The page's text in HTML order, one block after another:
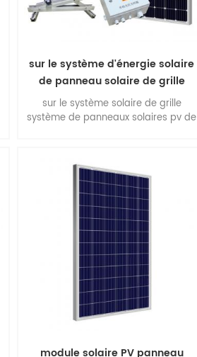
sur le système d'énergie solaire
de panneau solaire de grille
sur le système solaire de grille
système de panneaux solaires pv de
module solaire PV panneau